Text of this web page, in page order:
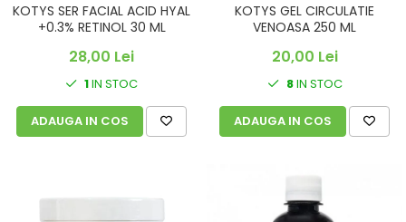
KOTYS SER FACIAL ACID HYAL
+0.3% RETINOL 30 ML
28,00 Lei
1IN STOC
ADAUGA IN COS
KOTYS GEL CIRCULATIE
VENOASA 250 ML
20,00 Lei
8IN STOC
ADAUGA IN COS